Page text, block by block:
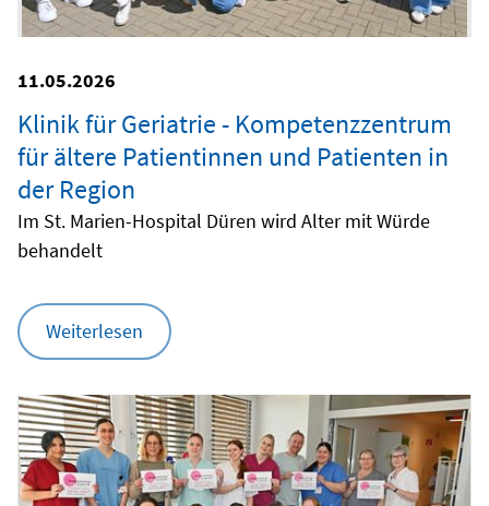
11.05.2026
Klinik für Geriatrie - Kompetenzzentrum
für ältere Patientinnen und Patienten in
der Region
Im St. Marien-Hospital Düren wird Alter mit Würde
behandelt
Weiterlesen